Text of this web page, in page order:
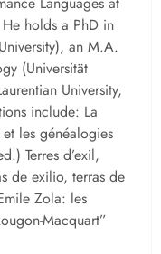
holds a PhD in
an M.A.
(Universität
University,
include: La
les généalogies
Terres d’exil,
de exilio, terras de
Zola: les
Macquart”